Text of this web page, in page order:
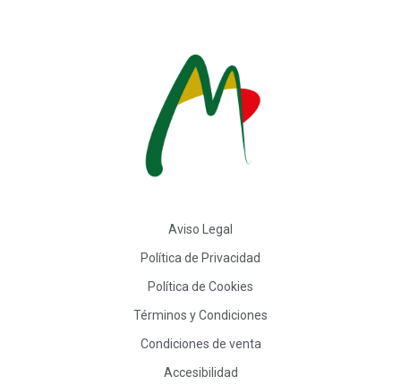
Aviso Legal
Política de Privacidad
Política de Cookies
Términos y Condiciones
Condiciones de venta
Accesibilidad